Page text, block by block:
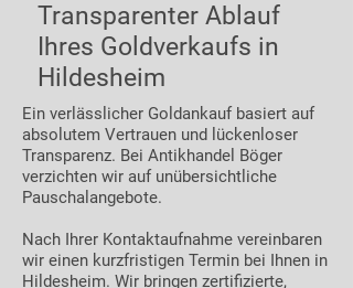
Transparenter Ablauf
Ihres Goldverkaufs in
Hildesheim
Ein verlässlicher Goldankauf basiert auf
absolutem Vertrauen und lückenloser
Transparenz. Bei Antikhandel Böger
verzichten wir auf unübersichtliche
Pauschalangebote.
Nach Ihrer Kontaktaufnahme vereinbaren
wir einen kurzfristigen Termin bei Ihnen in
Hildesheim. Wir bringen zertifizierte,